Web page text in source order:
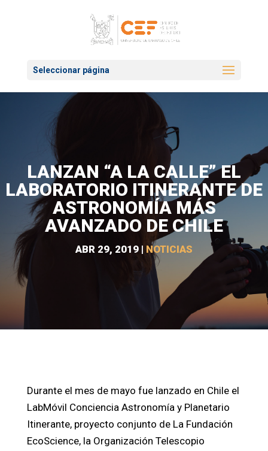
Seleccionar página
LANZAN “A LA CALLE” EL
LABORATORIO ITINERANTE DE
ASTRONOMÍA MÁS
AVANZADO DE CHILE
ABR 29, 2019 | NOTICIAS
Durante el mes de mayo fue lanzado en Chile el
LabMóvil Conciencia Astronomía y Planetario
Itinerante, proyecto conjunto de La Fundación
EcoScience, la Organización Telescopio